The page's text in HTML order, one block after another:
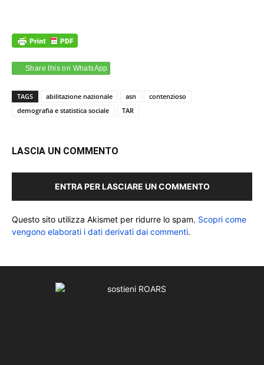
Share this on WhatsApp
TAGS abilitazione nazionale asn
contenzioso
demografia e statistica sociale
TAR
LASCIA UN COMMENTO
ENTRA PER LASCIARE UN COMMENTO
Questo sito utilizza Akismet per ridurre lo spam. Scopri come
vengono elaborati i dati derivati dai commenti.